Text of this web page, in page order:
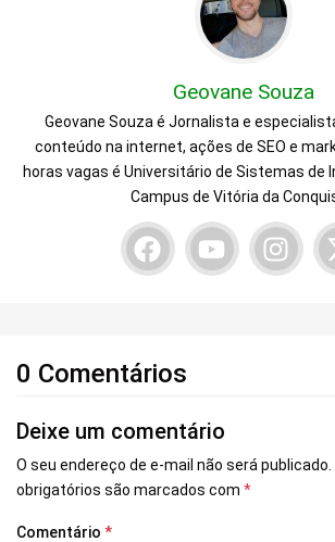
Geovane Souza
Geovane Souza é Jornalista e
conteúdo na internet, ações de SEO e
horas vagas é Universitário de Sistemas de
Campus de Vitória da
0 Comentários
Deixe um comentário
O seu endereço de e-mail não será publicado.
obrigatórios são marcados com *
Comentário *